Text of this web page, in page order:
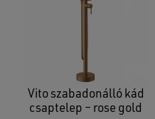
Vito szabadonálló kád
csaptelep – rose gold